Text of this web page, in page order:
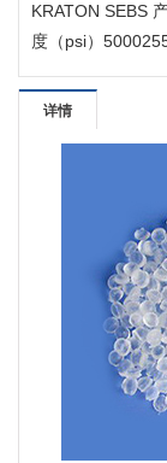
KRATON SEBS
度（psi）
详情